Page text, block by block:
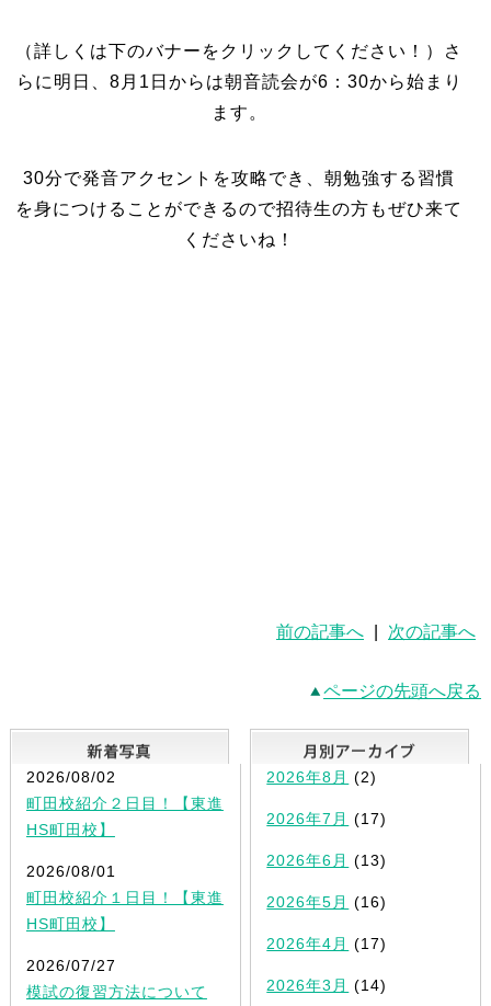
（詳しくは下のバナーをクリックしてください！）さ
らに明日、8月1日からは朝音読会が6：30から始まり
ます。
30分で発音アクセントを攻略でき、朝勉強する習慣
を身につけることができるので招待生の方もぜひ来て
くださいね！
前の記事へ 次の記事へ
ページの先頭へ戻る
新着写真
2026/08/02
町田校紹介２日目！【東進
HS町田校】
2026/08/01
町田校紹介１日目！【東進
HS町田校】
2026/07/27
模試の復習方法について
2026年8月 (2)
2026年7月 (17)
2026年6月 (13)
2026年5月 (16)
2026年4月 (17)
2026年3月 (14)